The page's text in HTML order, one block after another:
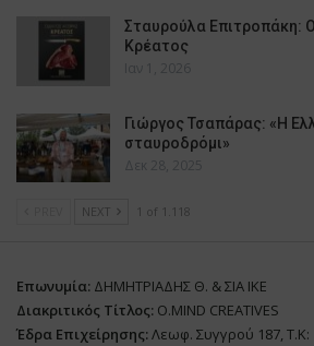
Σταυρούλα Επιτροπάκη:
Κρέατος
Ιαν 1, 2026
Γιώργος Τσαπάρας: «Η
σταυροδρόμι»
Δεκ 28, 2025
NEXT 1 of 1.118
Επωνυμία: ΔΗΜΗΤΡΙΑΔΗΣ Θ. & ΣΙΑ ΙΚΕ
Διακριτικός Τίτλος: O.MIND CREATIVES
Έδρα Επιχείρησης:Λεωφ. Συγγρού 187, Τ.Κ: